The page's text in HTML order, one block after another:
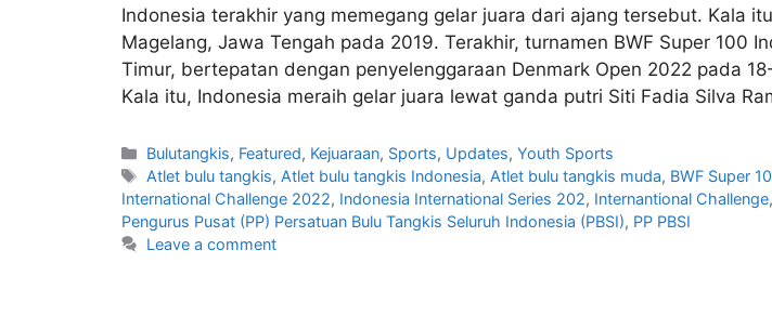
Indonesia terakhir yang memegang gelar juara dari ajang tersebut. Kala
Magelang, Jawa Tengah pada 2019. Terakhir, turnamen BWF Super 100
Timur, bertepatan dengan penyelenggaraan Denmark Open 2022 pada
Kala itu, Indonesia meraih gelar juara lewat ganda putri Siti Fadia Silva
Bulutangkis, Featured, Kejuaraan, Sports, Updates,Youth Sports
Atlet bulu tangkis, Atlet bulu tangkis Indonesia, Atlet bulu tangkis muda, BWF Super
International Challenge 2022, Indonesia International Series 202, Internantional Challenge,
Pengurus Pusat (PP) Persatuan Bulu Tangkis Seluruh Indonesia (PBSI), PP PBSI
Leave a comment